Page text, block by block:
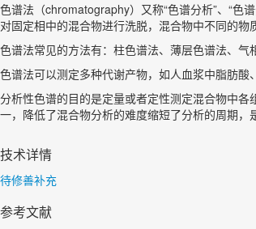
色谱法（chromatography）又称“色谱分析”、“色
对固定相中的混合物进行洗脱，混合物中不同的物
色谱法常见的方法有：柱色谱法、薄层色谱法、气
色谱法可以测定多种代谢产物，如人血浆中脂肪酸
分析性色谱的目的是定量或者定性测定混合物中
一，降低了混合物分析的难度缩短了分析的周期，
技术详情
待修善补充
参考文献